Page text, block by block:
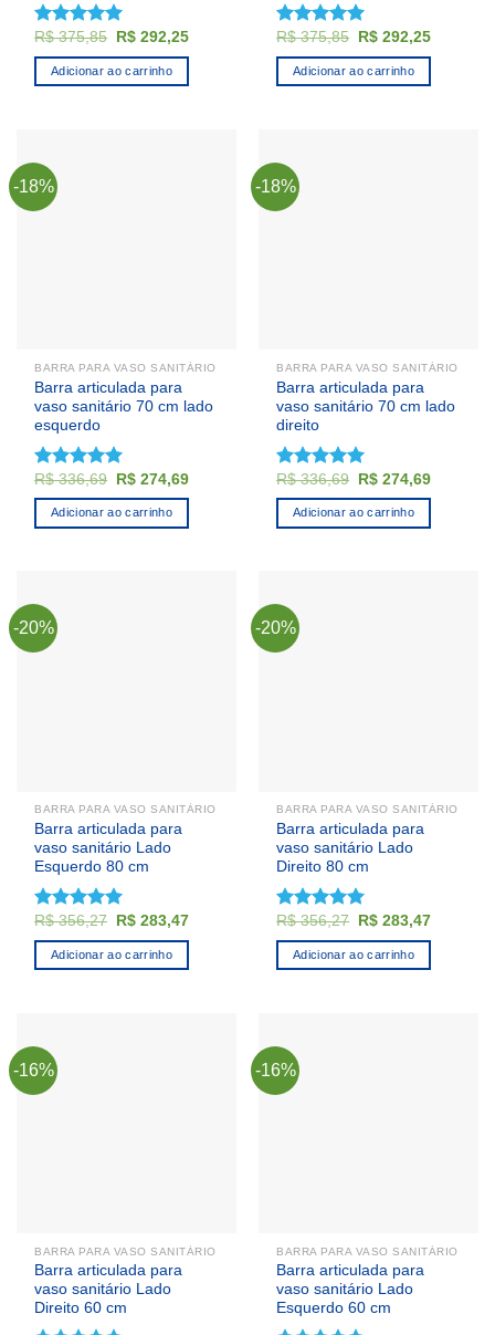
Avaliação
5.00de 5
R$375,85 O
original
era:
R$ 292,25O
Adicionar ao carrinho
Avaliação
5.00de 5
R$375,85 O
original
era:
R$ 292,25O
Adicionar ao carrinho
-18%
BARRA PARA VASO SANITÁRIO
Barra articulada para
vaso sanitário 70 cm lado
esquerdo
Avaliação
5.00de 5
R$336,69 O
original
era:
R$ 274,69O
Adicionar ao carrinho
-18%
BARRA PARA VASO SANITÁRIO
Barra articulada para
vaso sanitário 70 cm lado
direito
Avaliação
5.00de 5
R$336,69 O
original
era:
R$ 274,69O
Adicionar ao carrinho
-20%
BARRA PARA VASO SANITÁRIO
Barra articulada para
vaso sanitário Lado
Esquerdo 80 cm
Avaliação
5.00de 5
R$356,27 O
original
era:
R$ 283,47O
Adicionar ao carrinho
-20%
BARRA PARA VASO SANITÁRIO
Barra articulada para
vaso sanitário Lado
Direito 80 cm
Avaliação
5.00de 5
R$356,27 O
original
era:
R$ 283,47O
Adicionar ao carrinho
-16%
BARRA PARA VASO SANITÁRIO
Barra articulada para
vaso sanitário Lado
Direito 60 cm
-16%
BARRA PARA VASO SANITÁRIO
Barra articulada para
vaso sanitário Lado
Esquerdo 60 cm